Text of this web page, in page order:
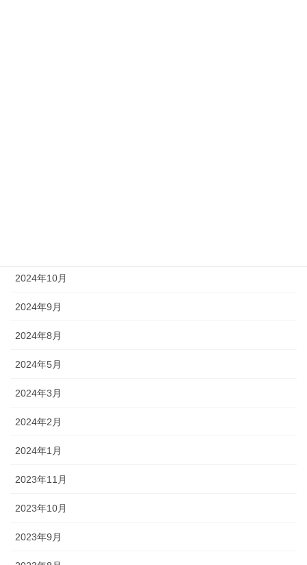
2024年10月
2024年9月
2024年8月
2024年5月
2024年3月
2024年2月
2024年1月
2023年11月
2023年10月
2023年9月